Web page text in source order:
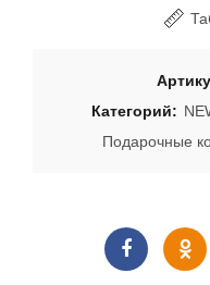
Категорий:
Подарочные